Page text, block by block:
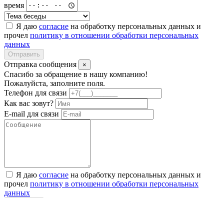
время
Я даю согласие на обработку персональных данных и
прочел политику в отношении обработки персональных
данных
Отправить
Отправка сообщения ×
Спасибо за обращение в нашу компанию!
Пожалуйста, заполните поля.
Телефон для связи
Как вас зовут?
E-mail для связи
Я даю согласие на обработку персональных данных и
прочел политику в отношении обработки персональных
данных